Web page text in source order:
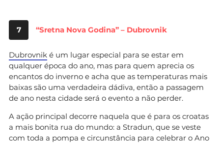
7 “Sretna Nova Godina” – Dubrovnik
Dubrovnik é um lugar especial para se estar em
qualquer época do ano, mas para quem aprecia os
encantos do inverno e acha que as temperaturas mais
baixas são uma verdadeira dádiva, então a passagem
de ano nesta cidade será o evento a não perder.
A ação principal decorre naquela que é para os croatas
a mais bonita rua do mundo: a Stradun, que se veste
com toda a pompa e circunstância para celebrar o Ano